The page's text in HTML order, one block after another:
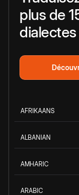
plus de
dialectes
AFRIKAANS
ALBANIAN
AMHARIC
ARABIC